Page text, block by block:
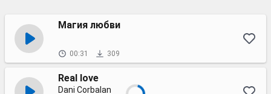
Магия любви
00:31 309
Real love
Dani Corbalan